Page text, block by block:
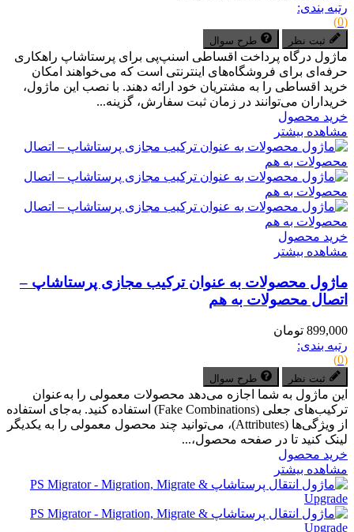
رتبه بندی:
(0)
ثبت نظر طرح سوال
ماژول درگاه پرداخت اقساطی اسنپ‌پی برای پرستاشاپ راهکاری
حرفه‌ای برای فروشگاه‌های اینترنتی است که می‌خواهند امکان
خرید اقساطی را به مشتریان خود ارائه دهند. با نصب این ماژول،
خریداران می‌توانند در زمان ثبت سفارش، گزینه...
خرید محصول
مشاهده بیشتر
خرید محصول
مشاهده بیشتر
ماژول محصولات به‌ عنوان ترکیب‌ مجازی پرستاشاپ –
اتصال محصولات به هم
899,000 تومان
رتبه بندی:
(0)
ثبت نظر طرح سوال
این ماژول به شما اجازه می‌دهد محصولات معمولی را به‌عنوان
ترکیب‌های جعلی (Fake Combinations) استفاده کنید. به‌جای استفاده
از ویژگی‌ها (Attributes)، می‌توانید چند محصول معمولی را به یکدیگر
لینک کنید تا در صفحه محصول،...
خرید محصول
مشاهده بیشتر